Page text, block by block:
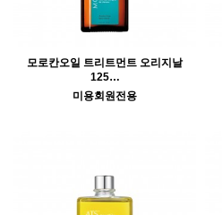
모로칸오일 트리트먼트 오리지날
125…
미용회원전용